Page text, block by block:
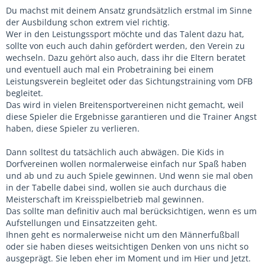
Du machst mit deinem Ansatz grundsätzlich erstmal im Sinne
der Ausbildung schon extrem viel richtig.
Wer in den Leistungssport möchte und das Talent dazu hat,
sollte von euch auch dahin gefördert werden, den Verein zu
wechseln. Dazu gehört also auch, dass ihr die Eltern beratet
und eventuell auch mal ein Probetraining bei einem
Leistungsverein begleitet oder das Sichtungstraining vom DFB
begleitet.
Das wird in vielen Breitensportvereinen nicht gemacht, weil
diese Spieler die Ergebnisse garantieren und die Trainer Angst
haben, diese Spieler zu verlieren.
Dann solltest du tatsächlich auch abwägen. Die Kids in
Dorfvereinen wollen normalerweise einfach nur Spaß haben
und ab und zu auch Spiele gewinnen. Und wenn sie mal oben
in der Tabelle dabei sind, wollen sie auch durchaus die
Meisterschaft im Kreisspielbetrieb mal gewinnen.
Das sollte man definitiv auch mal berücksichtigen, wenn es um
Aufstellungen und Einsatzzeiten geht.
Ihnen geht es normalerweise nicht um den Männerfußball
oder sie haben dieses weitsichtigen Denken von uns nicht so
ausgeprägt. Sie leben eher im Moment und im Hier und Jetzt.